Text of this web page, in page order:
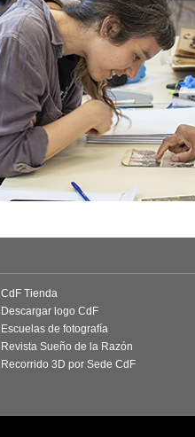
CdF Tienda
Descargar logo CdF
Escuelas de fotografía
Revista Sueño de la Razón
Recorrido 3D por Sede CdF